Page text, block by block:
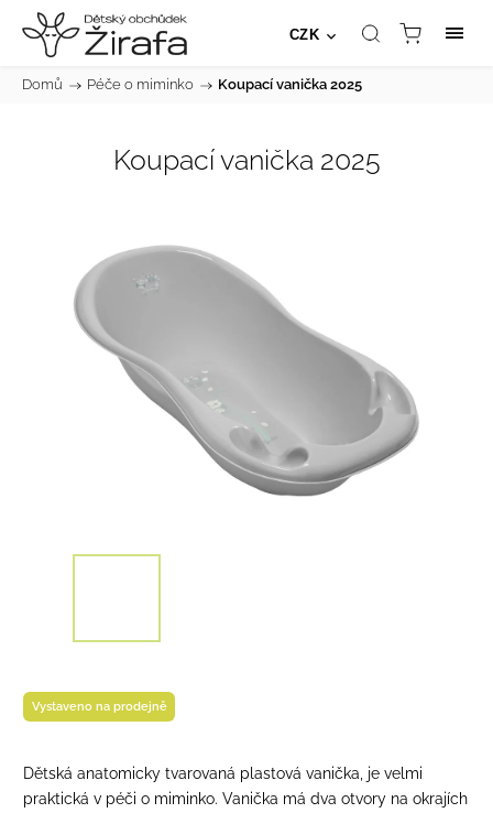
CZK
Domů / Péče o miminko / Koupací vanička 2025
Koupací vanička 2025
Vystaveno na prodejně
Dětská anatomicky tvarovaná plastová vanička, je velmi
praktická v péči o miminko. Vanička má dva otvory na okrajích